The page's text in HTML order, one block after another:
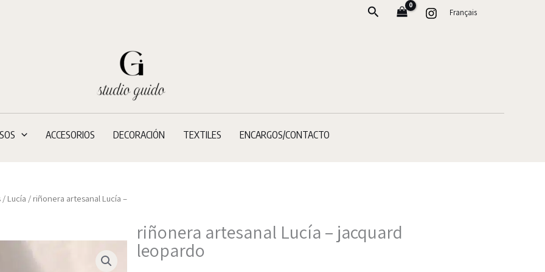
Buscar Français
ACCESORIOS DECORACIÓN TEXTILES ENCARGOS/CONTACTO
/ Lucía / riñonera artesanal Lucía –
riñonera artesanal Lucía – jacquard
leopardo